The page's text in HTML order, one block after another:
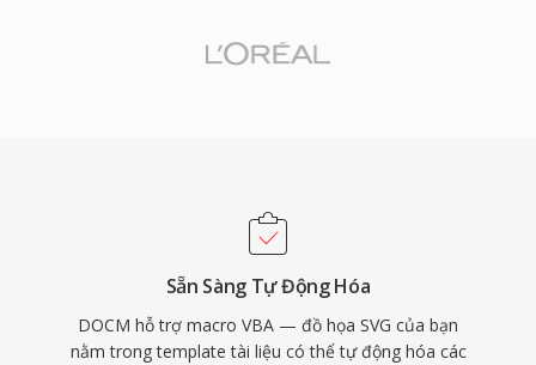
Sẵn Sàng Tự Động Hóa
DOCM hỗ trợ macro VBA — đồ họa SVG của bạn
nằm trong template tài liệu có thể tự động hóa các